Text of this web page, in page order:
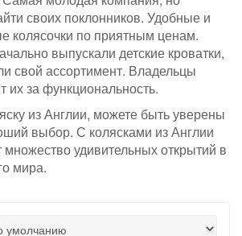
своих поклонников. Удобные и
колясочки по приятным ценам.
выпускали детские кроватки,
свой ассортимент. Владельцы
их за функциональность.
из Англии, можете быть уверены
выбор. С колясками из Англии
множество удивительных открытий в
мира.